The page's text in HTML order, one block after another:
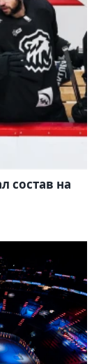
состав на